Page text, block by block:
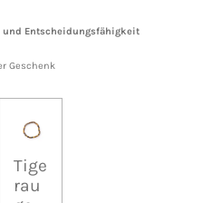
und Entscheidungsfähigkeit
Geschenk
Tige
rau